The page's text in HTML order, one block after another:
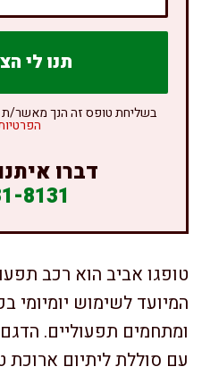
בשליחת טופס זה הנך מאשר/
דברו
8131
טופגו אביב הוא רכב
המיועד לשימוש יומיומי
ומתחמים תפעוליים.
עם סוללת ליתיום ארוכת